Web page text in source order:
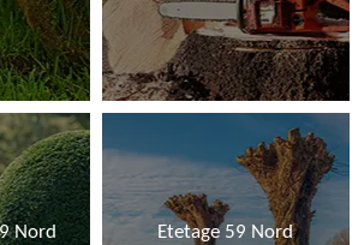
Nord Etetage 59 Nord